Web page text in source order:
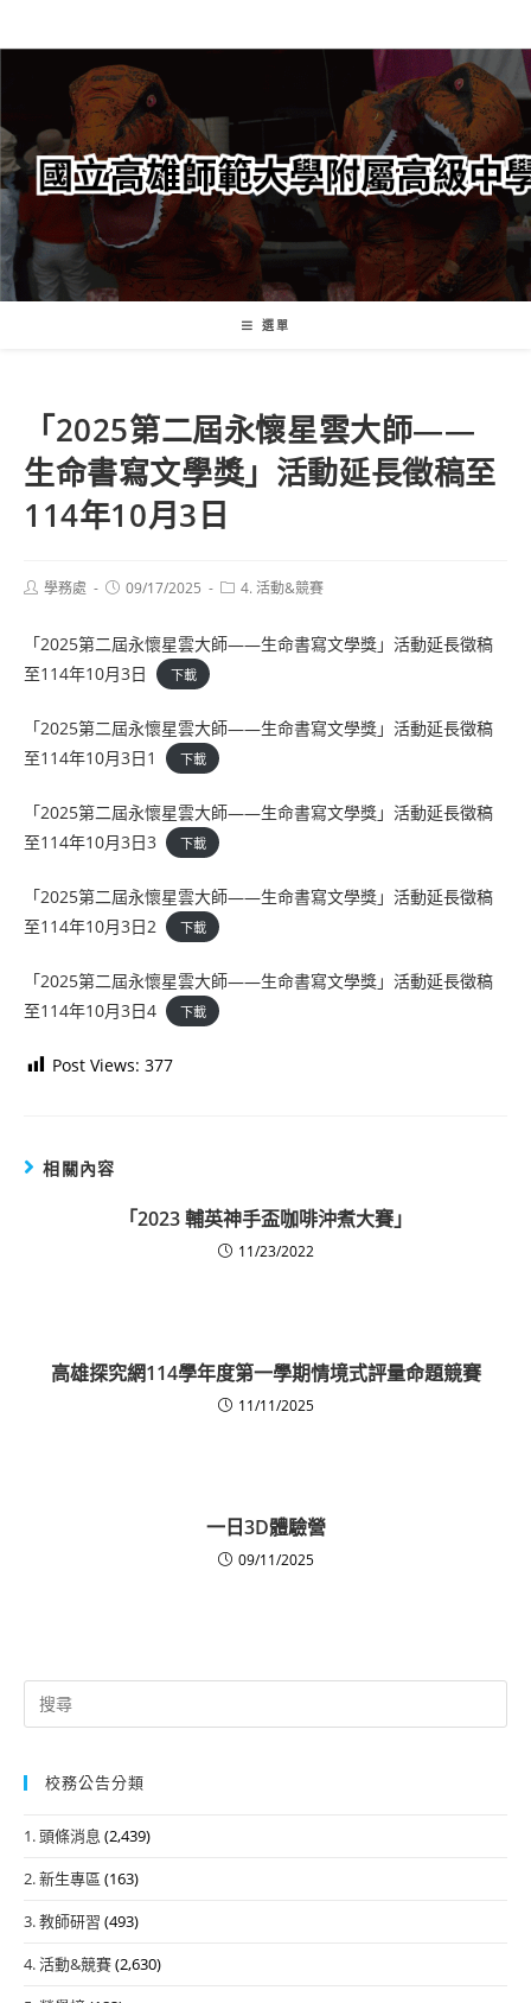
轉
要
內
容
選單
「2025第二屆永懷星雲大師——
生命書寫文學獎」活動延長徵稿至
114年10月3日
Post學務處
Post09/17/2025
Post4. 活動&競賽
「2025第二屆永懷星雲大師——生命書寫文學獎」活動延長徵稿
至114年10月3日
下載
「2025第二屆永懷星雲大師——生命書寫文學獎」活動延長徵稿
至114年10月3日1
下載
「2025第二屆永懷星雲大師——生命書寫文學獎」活動延長徵稿
至114年10月3日3
下載
「2025第二屆永懷星雲大師——生命書寫文學獎」活動延長徵稿
至114年10月3日2
下載
「2025第二屆永懷星雲大師——生命書寫文學獎」活動延長徵稿
至114年10月3日4
下載
Post Views: 377
相關內容
「2023 輔英神手盃咖啡沖煮大賽」
11/23/2022
高雄探究網114學年度第一學期情境式評量命題競賽
11/11/2025
一日3D體驗營
09/11/2025
Search
for:
校務公告分類
1. 頭條消息 (2,439)
2. 新生專區 (163)
3. 教師研習 (493)
4. 活動&競賽(2,630)